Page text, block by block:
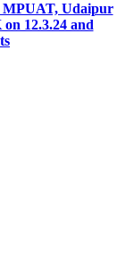
MPUAT, Udaipur
12.3.24 and